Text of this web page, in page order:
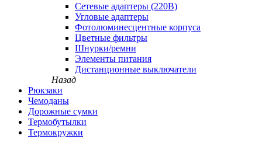
Сетевые адаптеры (220В)
Угловые адаптеры
Фотолюминесцентные корпуса
Цветные фильтры
Шнурки/ремни
Элементы питания
Дистанционные выключатели
Назад
Рюкзаки
Чемоданы
Дорожные сумки
Термобутылки
Термокружки